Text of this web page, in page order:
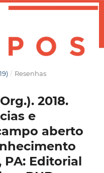
/ Resenhas
2018.
e
aberto
PA: Editorial